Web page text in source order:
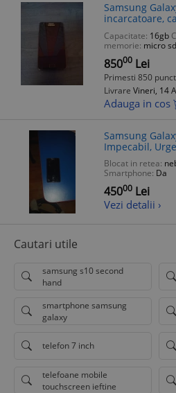
Samsung
incarcatoare,
ieftin second
Capacitate: 16gb
memorie: micro sd
85000 Lei
Primesti 850
Livrare Vineri, 14
Adauga in cos
Samsung
Impecabil,
Blocat in retea:
Smartphone: Da
45000 Lei
Vezi detalii ›
Cautari utile
samsung s10 second
hand
smartphone samsung
galaxy
telefon 7 inch
telefoane mobile
touchscreen ieftine